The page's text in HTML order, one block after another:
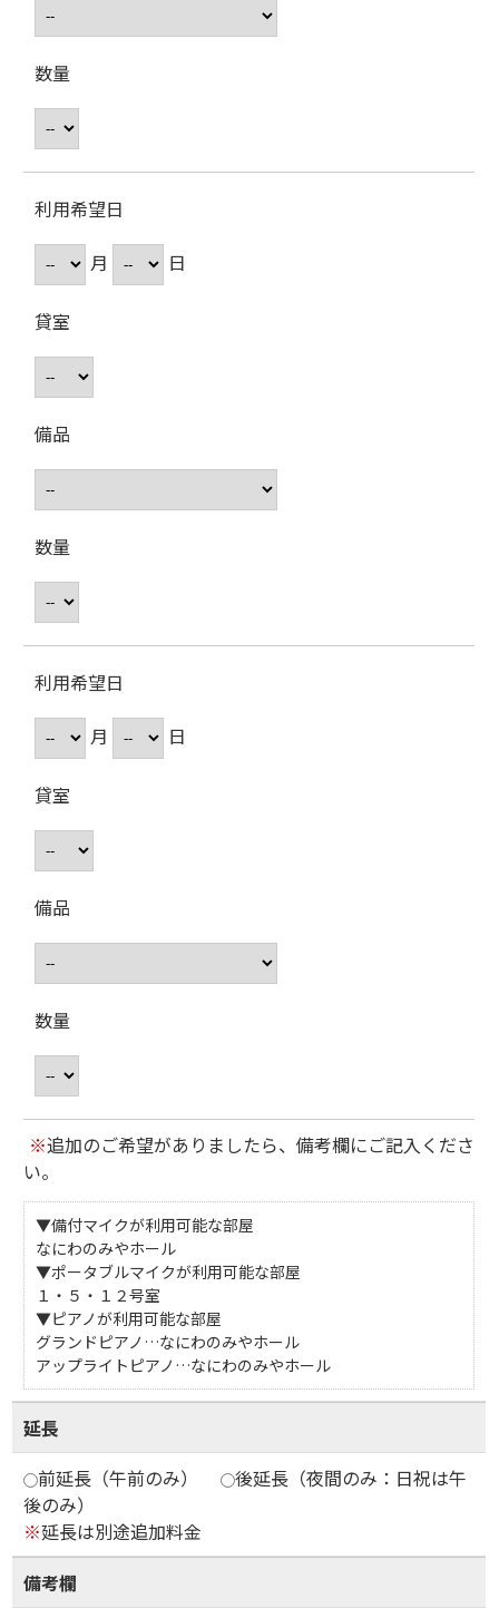
数量
利用希望日
月
日
貸室
備品
数量
利用希望日
月
日
貸室
備品
数量
※追加のご希望がありましたら、備考欄にご記入くださ
い。
▼備付マイクが利用可能な部屋
なにわのみやホール
▼ポータブルマイクが利用可能な部屋
１・５・１２号室
▼ピアノが利用可能な部屋
グランドピアノ…なにわのみやホール
アップライトピアノ…なにわのみやホール
延長
前延長（午前のみ）
後延長（夜間のみ：日祝は午
後のみ）
※延長は別途追加料金
備考欄